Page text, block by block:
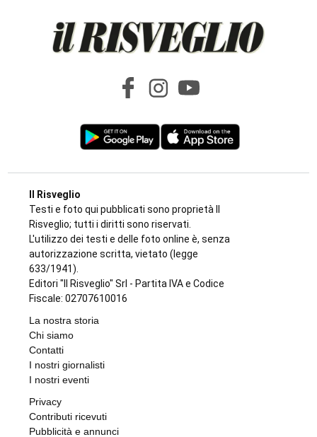
Il Risveglio
Testi e foto qui pubblicati sono proprietà Il
Risveglio; tutti i diritti sono riservati.
L'utilizzo dei testi e delle foto online è, senza
autorizzazione scritta, vietato (legge
633/1941).
Editori "Il Risveglio" Srl - Partita IVA e Codice
Fiscale: 02707610016
La nostra storia
Chi siamo
Contatti
I nostri giornalisti
I nostri eventi
Privacy
Contributi ricevuti
Pubblicità e annunci